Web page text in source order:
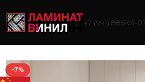
+7 (991) 885‑01‑01
-7%